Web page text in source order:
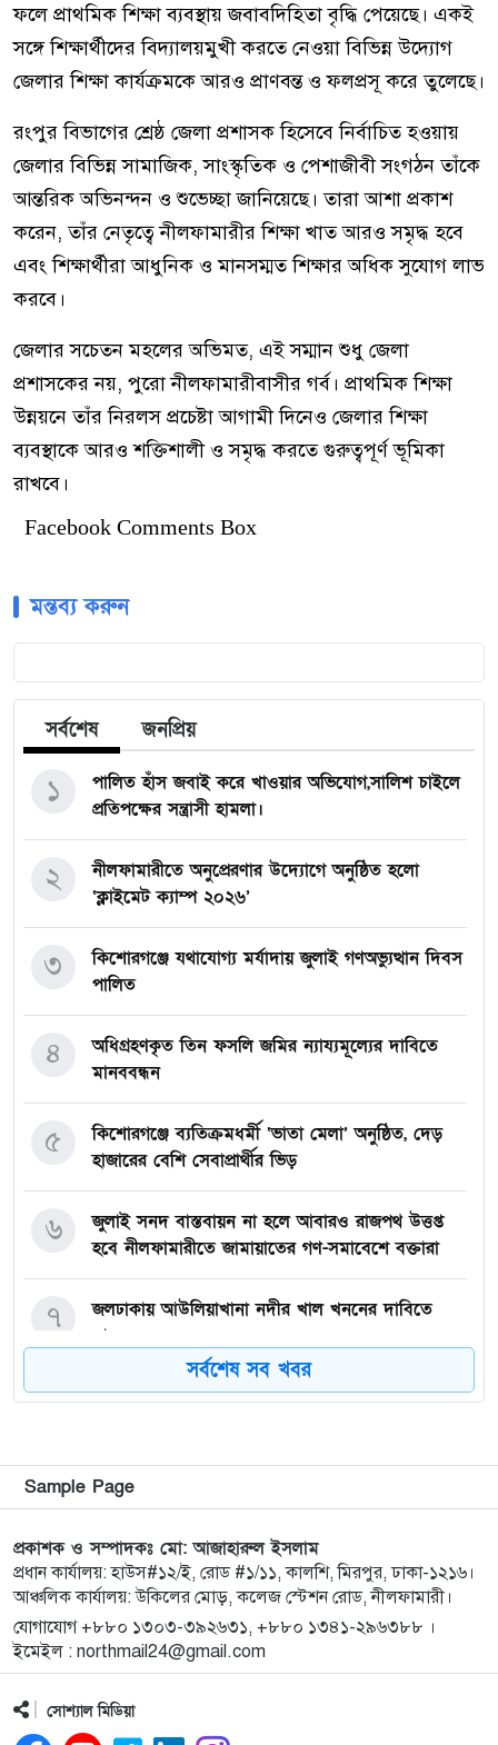
ফলে প্রাথমিক শিক্ষা ব্যবস্থায় জবাবদিহিতা বৃদ্ধি পেয়েছে। একই
সঙ্গে শিক্ষার্থীদের বিদ্যালয়মুখী করতে নেওয়া বিভিন্ন উদ্যোগ
জেলার শিক্ষা কার্যক্রমকে আরও প্রাণবন্ত ও ফলপ্রসূ করে তুলেছে।
রংপুর বিভাগের শ্রেষ্ঠ জেলা প্রশাসক হিসেবে নির্বাচিত হওয়ায়
জেলার বিভিন্ন সামাজিক, সাংস্কৃতিক ও পেশাজীবী সংগঠন তাঁকে
আন্তরিক অভিনন্দন ও শুভেচ্ছা জানিয়েছে। তারা আশা প্রকাশ
করেন, তাঁর নেতৃত্বে নীলফামারীর শিক্ষা খাত আরও সমৃদ্ধ হবে
এবং শিক্ষার্থীরা আধুনিক ও মানসম্মত শিক্ষার অধিক সুযোগ লাভ
করবে।
জেলার সচেতন মহলের অভিমত, এই সম্মান শুধু জেলা
প্রশাসকের নয়, পুরো নীলফামারীবাসীর গর্ব। প্রাথমিক শিক্ষা
উন্নয়নে তাঁর নিরলস প্রচেষ্টা আগামী দিনেও জেলার শিক্ষা
ব্যবস্থাকে আরও শক্তিশালী ও সমৃদ্ধ করতে গুরুত্বপূর্ণ ভূমিকা
রাখবে।
Facebook Comments Box
মন্তব্য করুন
সর্বশেষ জনপ্রিয়
পালিত হাঁস জবাই করে খাওয়ার অভিযোগ,সালিশ চাইলে
প্রতিপক্ষের সন্ত্রাসী হামলা।
১
নীলফামারীতে অনুপ্রেরণার উদ্যোগে অনুষ্ঠিত হলো
‘ক্লাইমেট ক্যাম্প ২০২৬’
২
কিশোরগঞ্জে যথাযোগ্য মর্যাদায় জুলাই গণঅভ্যুত্থান দিবস
পালিত
৩
অধিগ্রহণকৃত তিন ফসলি জমির ন্যায্যমূল্যের দাবিতে
মানববন্ধন
৪
কিশোরগঞ্জে ব্যতিক্রমধর্মী ‘ভাতা মেলা’ অনুষ্ঠিত, দেড়
হাজারের বেশি সেবাপ্রার্থীর ভিড়
৫
জুলাই সনদ বাস্তবায়ন না হলে আবারও রাজপথ উত্তপ্ত
হবে নীলফামারীতে জামায়াতের গণ-সমাবেশে বক্তারা
৬
জলঢাকায় আউলিয়াখানা নদীর খাল খননের দাবিতে
মানববন্ধন
৭
দেবীগঞ্জ ইকরা মডেল মাদ্রাসার দুই শিক্ষার্থীর হিফজ
৮
কিশোরগঞ্জে ৮০ পিস ট্যাপেন্টাডল ট্যাবলেটসহ গ্রেপ্তার ২,
ওয়ারেন্টভুক্ত আসামিও আটক
৯
কিশোরগঞ্জে জুলাই গণঅভ্যুত্থান দিবস-২০২৬ উপলক্ষে
প্রস্তুতিমূলক সভা অনুষ্ঠিত
১০
ভারসাম্যহীন ও লাগামহীন ক্ষমতার কারণেই শেখ হাসিনা
গোলাম পরওয়ার
১১
সর্বশেষ সব খবর
Sample Page
প্রকাশক ও সম্পাদকঃ মো: আজাহারুল ইসলাম
প্রধান কার্যালয়: হাউস#১২/ই, রোড #১/১১, কালশি, মিরপুর, ঢাকা-১২১৬।
আঞ্চলিক কার্যালয়: উকিলের মোড়, কলেজ স্টেশন রোড, নীলফামারী।
যোগাযোগ +৮৮০ ১৩০৩-৩৯২৬৩১, +৮৮০ ১৩৪১-২৯৬৩৮৮ ।
ইমেইল : northmail24@gmail.com
সোশ্যাল মিডিয়া